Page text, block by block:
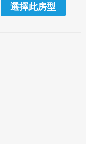
選擇此房型